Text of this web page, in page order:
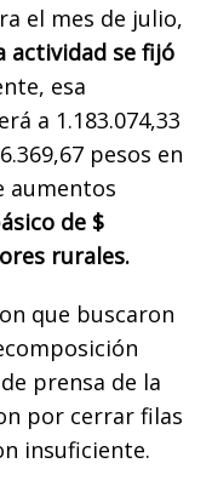
el mes de julio,
actividad se fijó
esa
a 1.183.074,33
pesos en
aumentos
de $
rurales.
que buscaron
prensa de la
por cerrar filas
insuficiente.